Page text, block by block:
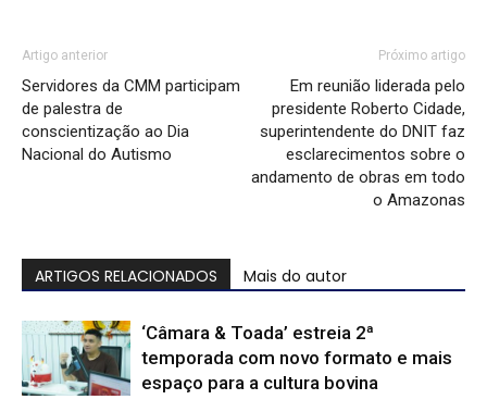
Artigo anterior
Servidores da CMM participam
de palestra de
conscientização ao Dia
Nacional do Autismo
Próximo artigo
Em reunião liderada pelo
presidente Roberto Cidade,
superintendente do DNIT faz
esclarecimentos sobre o
andamento de obras em todo
o Amazonas
ARTIGOS RELACIONADOS Mais do autor
‘Câmara & Toada’ estreia 2ª
temporada com novo formato e mais
espaço para a cultura bovina